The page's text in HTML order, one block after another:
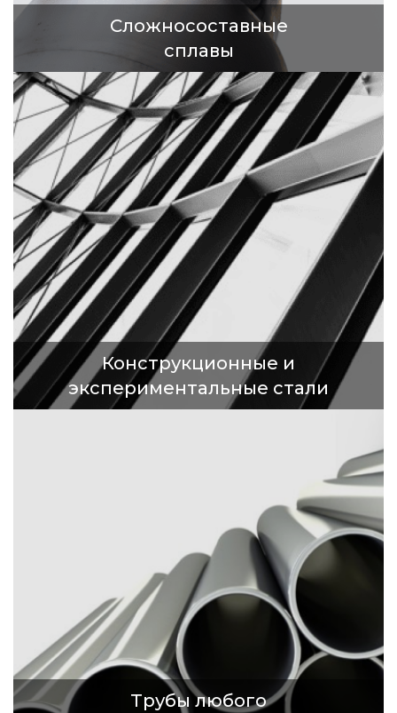
Сложносоставные
сплавы
Конструкционные и
экспериментальные стали
Трубы любого